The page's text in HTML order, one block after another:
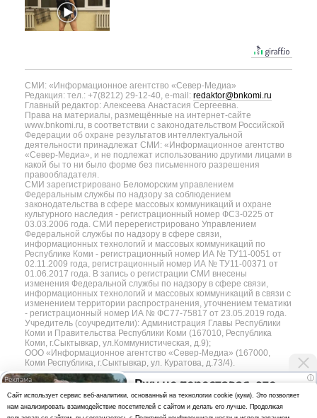
СМИ: «Информационное агентство «Север-Медиа»
Редакция: тел.: +7(8212) 29-12-40, e-mail: redaktor@bnkomi.ru
Главный редактор: Алексеева Анастасия Сергеевна.
Права на материалы, размещённые на интернет-сайте
www.bnkomi.ru, в соответствии с законодательством Российской
Федерации об охране результатов интеллектуальной
деятельности принадлежат СМИ: «Информационное агентство
«Север-Медиа», и не подлежат использованию другими лицами в
какой бы то ни было форме без письменного разрешения
правообладателя.
СМИ зарегистрировано Беломорским управлением
Федеральным службы по надзору за соблюдением
законодательства в сфере массовых коммуникаций и охране
культурного наследия - регистрационный номер ФС3-0225 от
03.03.2006 года. СМИ перерегистрировано Управлением
Федеральной службы по надзору в сфере связи,
информационных технологий и массовых коммуникаций по
Республике Коми - регистрационный номер ИА № ТУ11-0051 от
02.11.2009 года, регистрационный номер ИА № ТУ11-00371 от
01.06.2017 года. В запись о регистрации СМИ внесены
изменения Федеральной службы по надзору в сфере связи,
информационных технологий и массовых коммуникаций в связи с
изменением территории распространения, уточнением тематики
- регистрационный номер ИА № ФС77-75817 от 23.05.2019 года.
Учредитель (соучредители): Администрация Главы Республики
Коми и Правительства Республики Коми (167010, Республика
Коми, г.Сыктывкар, ул.Коммунистическая, д.9);
ООО «Информационное агентство «Север-Медиа» (167000,
Коми Республика, г.Сыктывкар, ул. Куратова, д.73/4).
Разработка сайта — web-студия «Цифровой Век»
i
Ржу не переставая, это
видео пересмотришь не
раз
Политика
Cайт использует сервис веб-аналитики, основанный на технологии cookie (куки). Это позволяет
нам анализировать взаимодействие посетителей с сайтом и делать его лучше. Продолжая